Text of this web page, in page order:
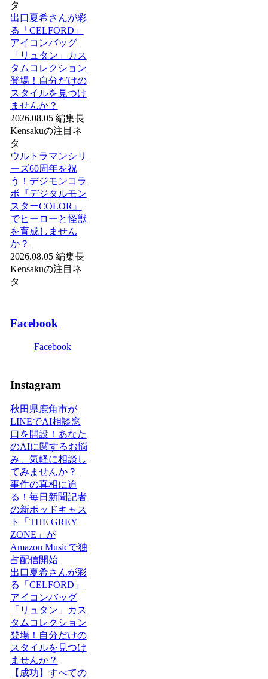
タ
出口夏希さんが彩
る「CELFORD」
アイコンバッグ
「リュタン」カス
タムコレクション
登場！自分だけの
スタイルを見つけ
ませんか？
2026.08.05 編集長
Kensakuの注目ネ
タ
ウルトラマンシリ
ーズ60周年を祝
う！デジモンコラ
ボ『デジタルモン
スターCOLOR』
でヒーローと怪獣
を育成しません
か？
2026.08.05 編集長
Kensakuの注目ネ
タ
Facebook
Facebook
Instagram
秋田県鹿角市が
LINEでAI相談窓
口を開設！あなた
のAIに関するお悩
み、気軽に相談し
てみませんか？
事件の真相に迫
る！毎日新聞記者
の新ポッドキャス
ト「THE GREY
ZONE」が
Amazon Musicで独
占配信開始
出口夏希さんが彩
る「CELFORD」
アイコンバッグ
「リュタン」カス
タムコレクション
登場！自分だけの
スタイルを見つけ
ませんか？
【成功】すべての